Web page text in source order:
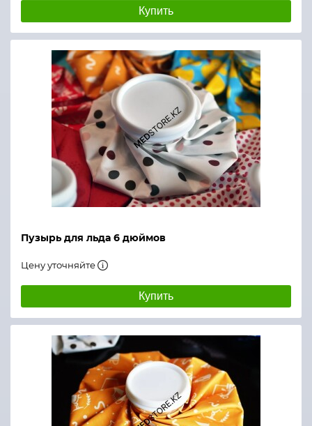
Купить
Пузырь для льда 6 дюймов
Цену уточняйте
Купить